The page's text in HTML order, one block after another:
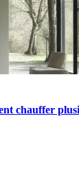
chauffer